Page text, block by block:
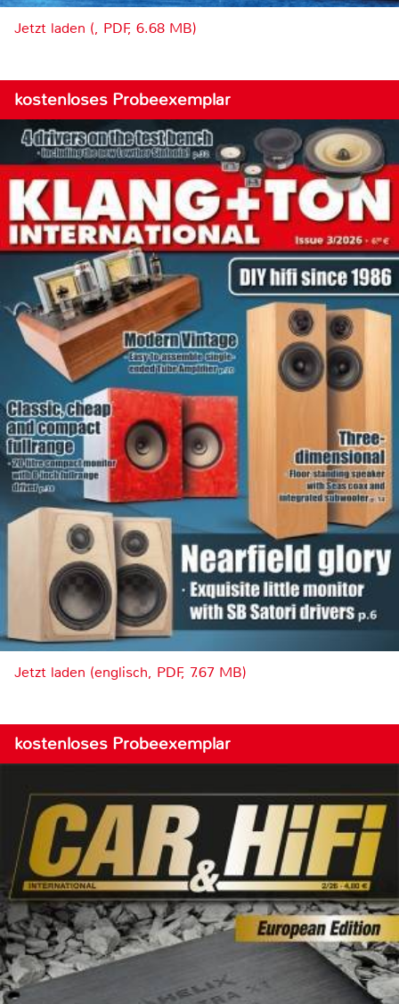
Jetzt laden (, PDF, 6.68 MB)
kostenloses Probeexemplar
Jetzt laden (englisch, PDF, 7.67 MB)
kostenloses Probeexemplar